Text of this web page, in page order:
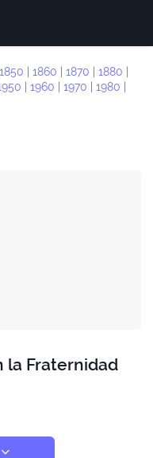
1850 1860 1870 1880
1960 1970 1980
la Fraternidad